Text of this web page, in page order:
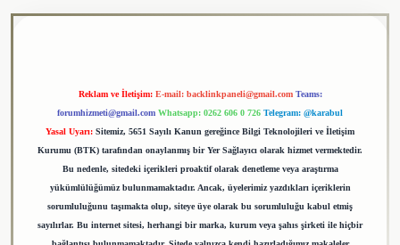
Reklam ve İletişim: E-mail: backlinkpaneli@gmail.com Teams:
forumhizmeti@gmail.com Whatsapp: 0262 606 0 726 Telegram: @karabul
Yasal Uyarı: Sitemiz, 5651 Sayılı Kanun gereğince Bilgi Teknolojileri ve İletişim
Kurumu (BTK) tarafından onaylanmış bir Yer Sağlayıcı olarak hizmet vermektedir.
Bu nedenle, sitedeki içerikleri proaktif olarak denetleme veya araştırma
yükümlülüğümüz bulunmamaktadır. Ancak, üyelerimiz yazdıkları içeriklerin
sorumluluğunu taşımakta olup, siteye üye olarak bu sorumluluğu kabul etmiş
sayılırlar. Bu internet sitesi, herhangi bir marka, kurum veya şahıs şirketi ile hiçbir